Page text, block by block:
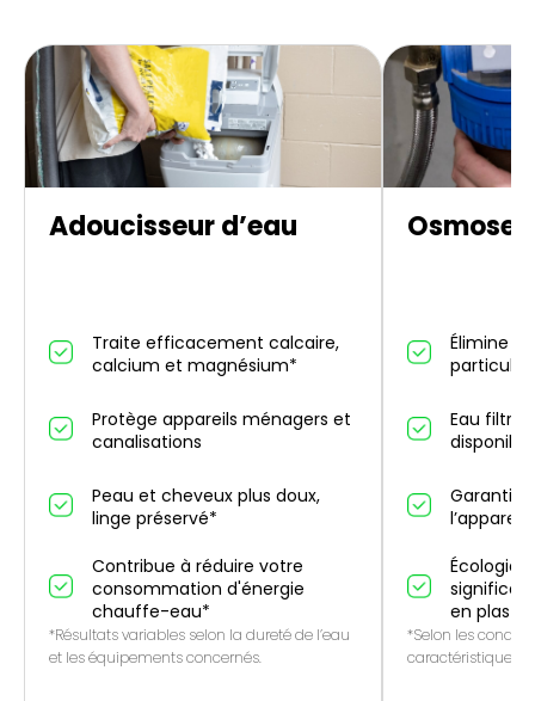
Adoucisseur d’eau
Traite efficacement calcaire,
calcium et magnésium*
Protège appareils ménagers et
canalisations
Peau et cheveux plus doux,
linge préservé*
Contribue à réduire votre
consommation d'énergie
chauffe-eau*
*Résultats variables selon la dureté de l’eau
et les équipements concernés.
Élimine
Eau
Garantie
l’appareil
en
*Selon les
caractéristiques